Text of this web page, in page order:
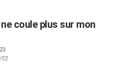
coule plus sur mon